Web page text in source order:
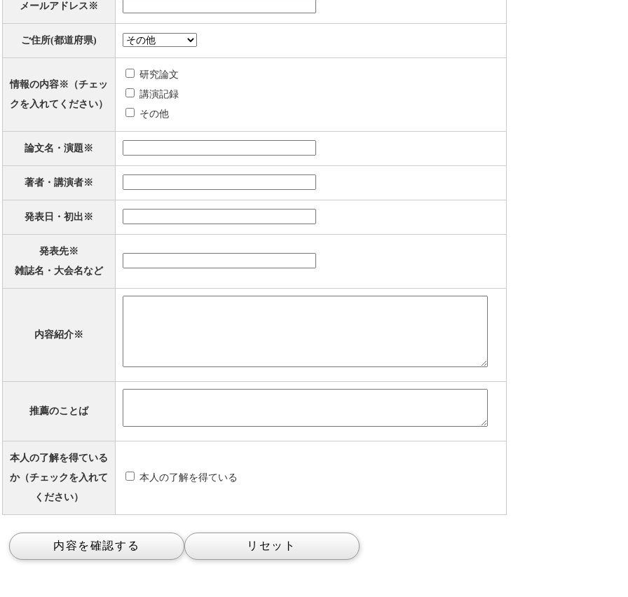
メールアドレス※
ご住所(都道府県)
情報の内容※（チェッ
クを入れてください）
研究論文
講演記録
その他
論文名・演題※
著者・講演者※
発表日・初出※
発表先※
雑誌名・大会名など
内容紹介※
推薦のことば
本人の了解を得ている
か（チェックを入れて
ください）
本人の了解を得ている